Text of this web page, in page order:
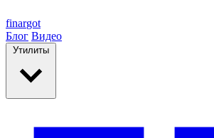
finargot
Блог Видео
Утилиты